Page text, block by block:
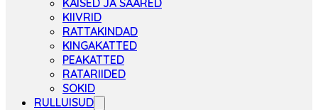
KÄISED JA SÄÄRED
KIIVRID
RATTAKINDAD
KINGAKATTED
PEAKATTED
RATARIIDED
SOKID
RULLUISUD